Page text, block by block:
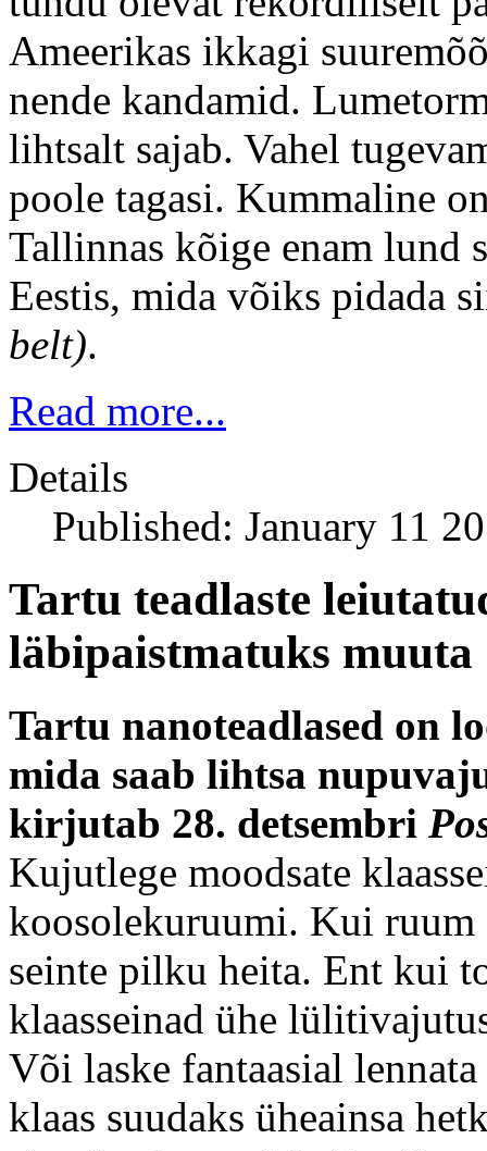
Ameerikas ikkagi
nende kandamid.
lihtsalt sajab. Vahel
poole tagasi. Kummaline
Tallinnas kõige enam lund
Eestis, mida võiks pidada
belt).
Read more...
Details
Published: January 11
Tartu teadlaste
läbipaistmatuks muuta
Tartu nano­teadlased on
mida saab lihtsa
kirjutab 28. detsembri
Kujutlege moodsate
koosolekuruumi. Kui ruum
seinte pilku heita. Ent kui
klaasseinad ühe
Või laske fantaasial
klaas suudaks üheainsa